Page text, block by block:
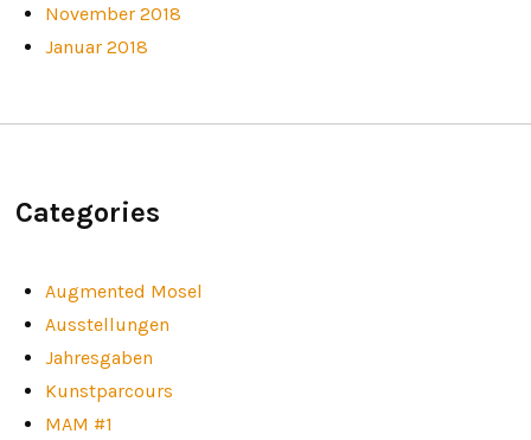
November 2018
Januar 2018
Categories
Augmented Mosel
Ausstellungen
Jahresgaben
Kunstparcours
MAM #1